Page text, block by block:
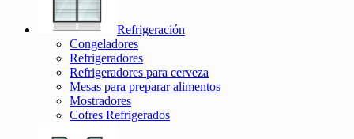
Refrigeración
Congeladores
Refrigeradores
Refrigeradores para cerveza
Mesas para preparar alimentos
Mostradores
Cofres Refrigerados